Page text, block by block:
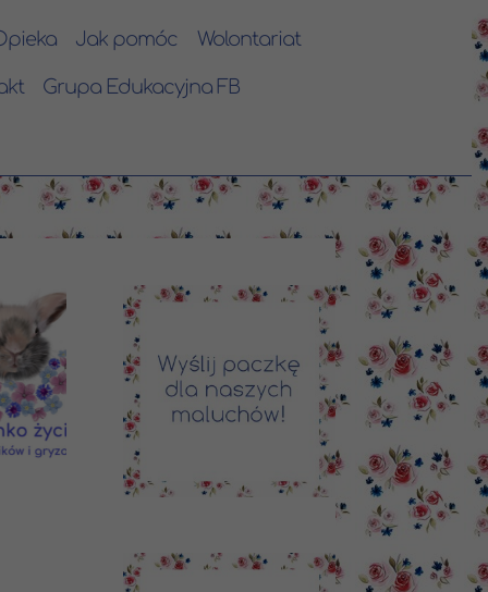
Jak pomóc Wolontariat
Grupa Edukacyjna FB